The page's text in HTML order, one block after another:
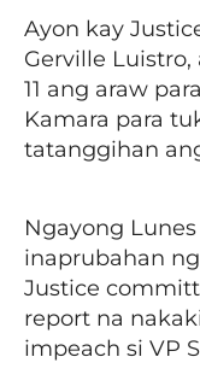
Ayon kay
Gerville Luistro,
11 ang araw
Kamara para
tatanggihan
Ngayong
inaprubahan
Justice
report na
impeach si VP